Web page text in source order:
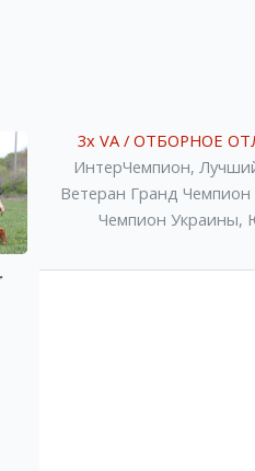
3x VA / ОТБОРНОЕ
ИнтерЧемпион,
Ветеран Гранд Чемпион
Чемпион Украины,